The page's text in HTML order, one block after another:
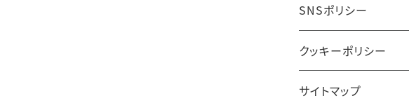
SNSポリシー
クッキーポリシー
サイトマップ